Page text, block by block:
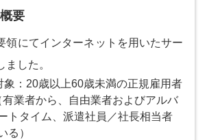
要
領にてインターネットを用いたサー
した。
象：20歳以上60歳未満の正規雇用者
有業者から、自由業者およびアルバ
トタイム、派遣社員／社長相当者
る）